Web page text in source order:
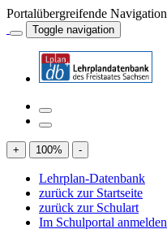
Portalübergreifende Navigation
Toggle navigation
+ 100% -
Lehrplan-Datenbank
zurück zur Startseite
zurück zur Schulart
Im Schulportal anmelden